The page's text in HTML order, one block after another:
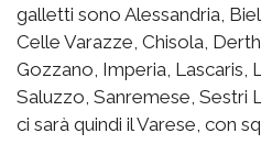
galletti sono Alessandria,
Celle Varazze, Chisola,
Gozzano, Imperia, Lascaris,
Saluzzo, Sanremese, Sestri
ci sarà quindi il Varese, con